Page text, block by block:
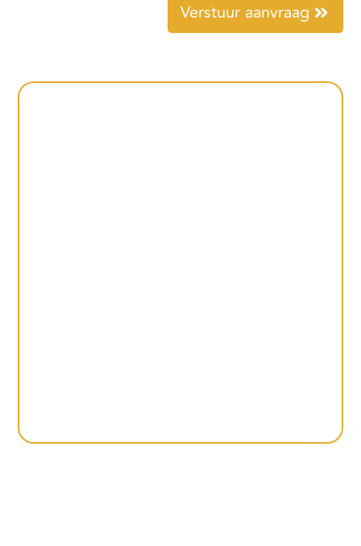
Verstuur aanvraag